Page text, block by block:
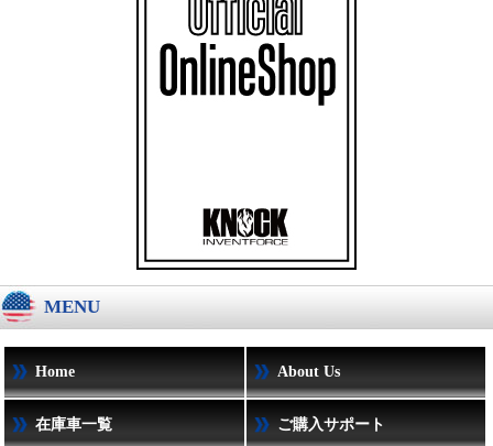
MENU
Home About Us
在庫車一覧 ご購入サポート